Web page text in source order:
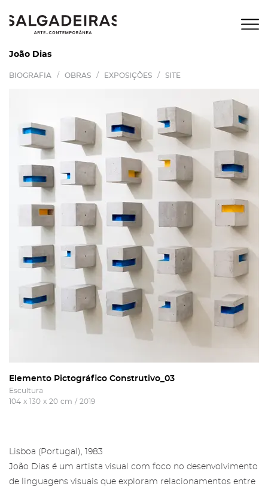
João Dias
BIOGRAFIA / OBRAS / EXPOSIÇÕES / SITE
Elemento Pictográfico Construtivo_03
Escultura
104 x 130 x 20 cm / 2019
Lisboa (Portugal), 1983
João Dias é um artista visual com foco no desenvolvimento
de linguagens visuais que exploram relacionamentos entre